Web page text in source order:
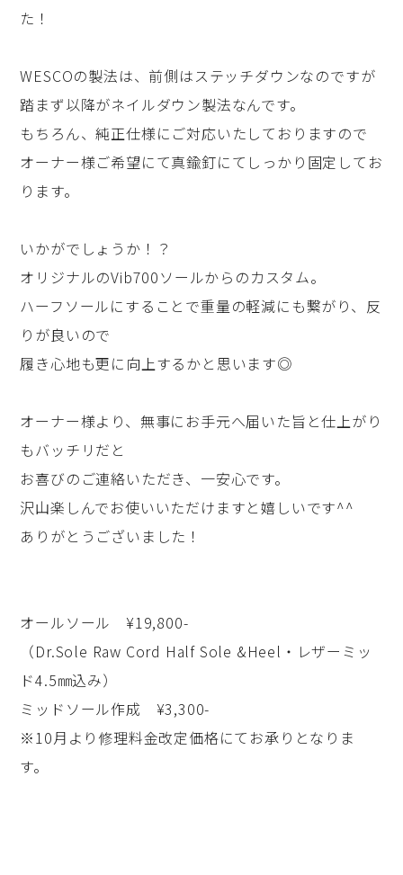
た！
WESCOの製法は、前側はステッチダウンなのですが
踏まず以降がネイルダウン製法なんです。
もちろん、純正仕様にご対応いたしておりますので
オーナー様ご希望にて真鍮釘にてしっかり固定してお
ります。
いかがでしょうか！？
オリジナルのVib700ソールからのカスタム。
ハーフソールにすることで重量の軽減にも繋がり、反
りが良いので
履き心地も更に向上するかと思います◎
オーナー様より、無事にお手元へ届いた旨と仕上がり
もバッチリだと
お喜びのご連絡いただき、一安心です。
沢山楽しんでお使いいただけますと嬉しいです^^
ありがとうございました！
オールソール ¥19,800-
（Dr.Sole Raw Cord Half Sole &Heel・レザーミッ
ド4.5㎜込み）
ミッドソール作成 ¥3,300-
※10月より修理料金改定価格にてお承りとなりま
す。